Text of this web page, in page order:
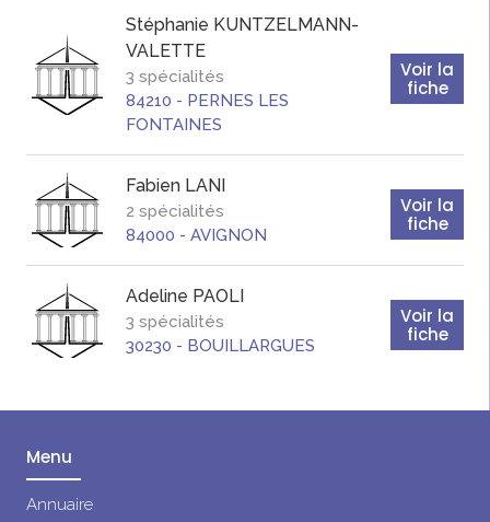
Stéphanie KUNTZELMANN-
VALETTE
3 spécialités
84210 - PERNES LES
FONTAINES
Voir la
fiche
Fabien LANI
2 spécialités
84000 - AVIGNON
Voir la
fiche
Adeline PAOLI
3 spécialités
30230 - BOUILLARGUES
Voir la
fiche
Menu
Annuaire